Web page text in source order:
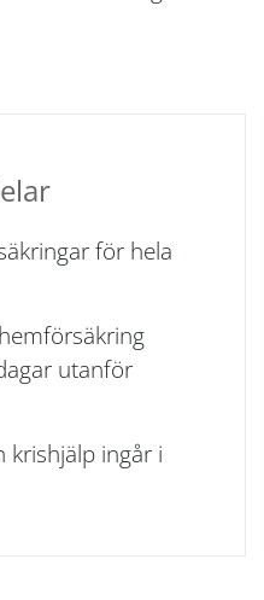
för hela
utanför
krishjälp ingår i